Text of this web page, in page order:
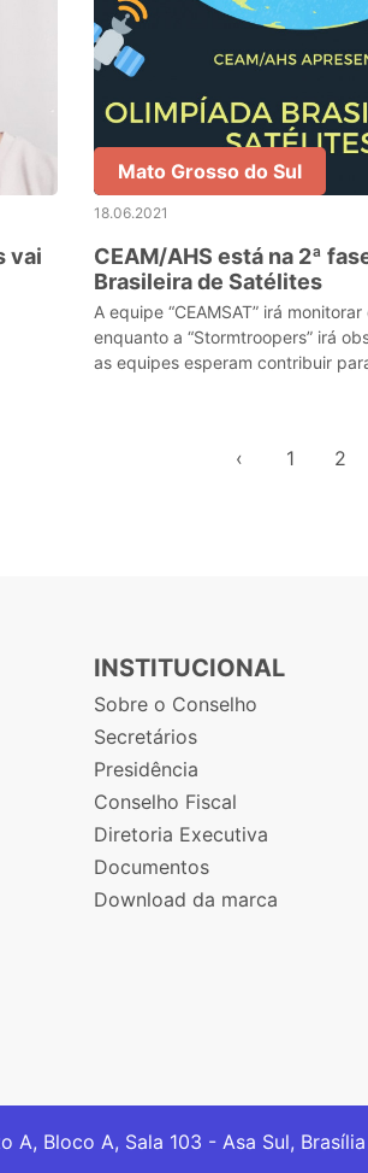
vai
Mato Grosso do Sul
18.06.2021
CEAM/AHS está na 2ª
Brasileira de Satélites
A equipe “CEAMSAT” irá
enquanto a “Stormtroopers” irá
as equipes esperam contribuir
‹ 1 2
INSTITUCIONAL
Sobre o Conselho
Secretários
Presidência
Conselho Fiscal
Diretoria Executiva
Documentos
Download da marca
A, Bloco A, Sala 103 - Asa Sul,